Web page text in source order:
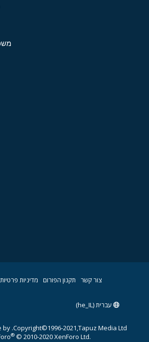
צור קשר תקנון הפורום מדיניות פרטיות
עברית (he_IL)
Copyright©1996-2021,Tapuz Media Ltd.
by
® © 2010-2020 XenForo Ltd.